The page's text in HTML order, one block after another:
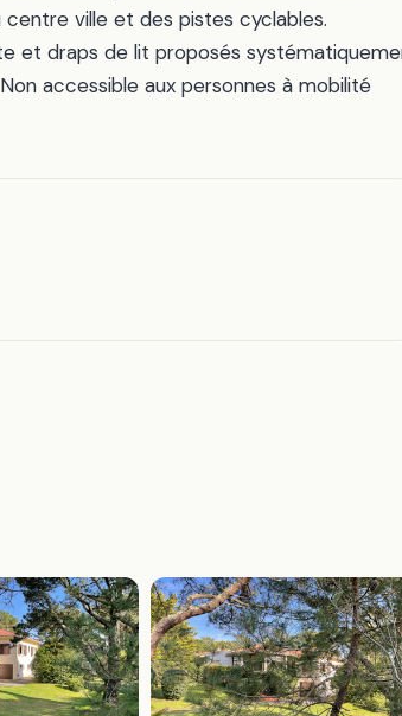
ville et des pistes cyclables.
et draps de lit proposés
accessible aux personnes à mobilité